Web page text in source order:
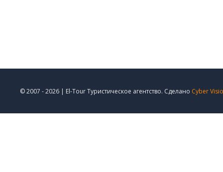
© 2007 - 2026 | El-Tour Туристическое агентство. Сделано Cyber